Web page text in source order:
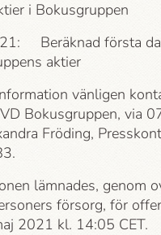
i Bokusgruppen
Beräknad första
aktier
vänligen
Bokusgruppen, via
Fröding,
lämnades, genom
försorg, för
2021 kl. 14:05 CET.